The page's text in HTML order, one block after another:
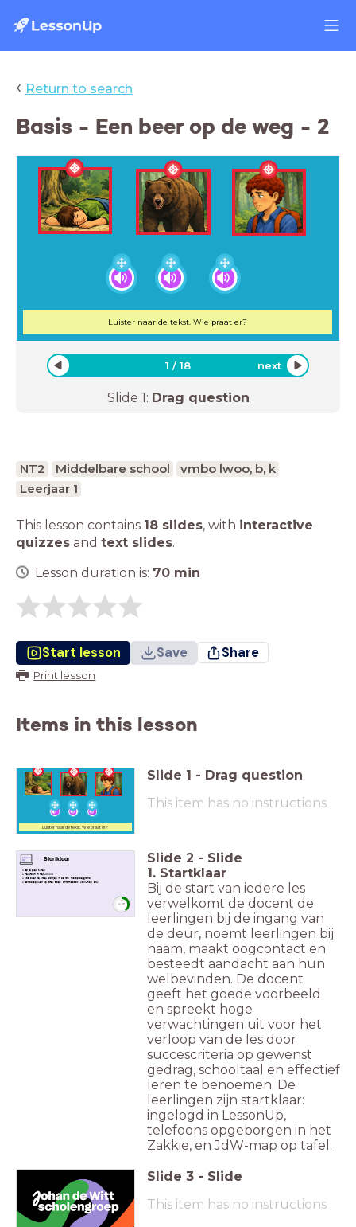
‹ Return to search
Basis - Een beer op de weg - 2
Luister naar de tekst. Wie praat er?
1 /18 next
Slide 1: Drag question
NT2 Middelbare school
vmbo lwoo, b, k
Leerjaar 1
This lesson contains 18 slides, with interactive
quizzes and text slides.
Lesson duration is: 70 min
Start lesson Save Share
Print lesson
Items in this lesson
Luister naar de tekst. Wie praat er?
Slide 1 - Drag question
This item has no instructions
Startklaar
Op je plek zitten
Telefoon in hetZakkie
Jas over de stoel, oortjes in de tas, tas op de grond
Schoolspullen op tafel: Boek, Chromebook, JdW-map, etui
Slide 2 - Slide
1. Startklaar
Bij de start van iedere les
verwelkomt de docent de
leerlingen bij de ingang van
de deur, noemt leerlingen bij
naam, maakt oogcontact en
besteedt aandacht aan hun
welbevinden. De docent
geeft het goede voorbeeld
en spreekt hoge
verwachtingen uit voor het
verloop van de les door
succescriteria op gewenst
gedrag, schooltaal en effectief
leren te benoemen. De
leerlingen zijn startklaar:
ingelogd in LessonUp,
telefoons opgeborgen in het
Zakkie, en JdW-map op tafel.
Slide 3 - Slide
This item has no instructions